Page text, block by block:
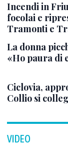
Incendi in
focolai e
Tramonti e
La donna
«Ho paura di
Ciclovia,
Collio si
VIDEO